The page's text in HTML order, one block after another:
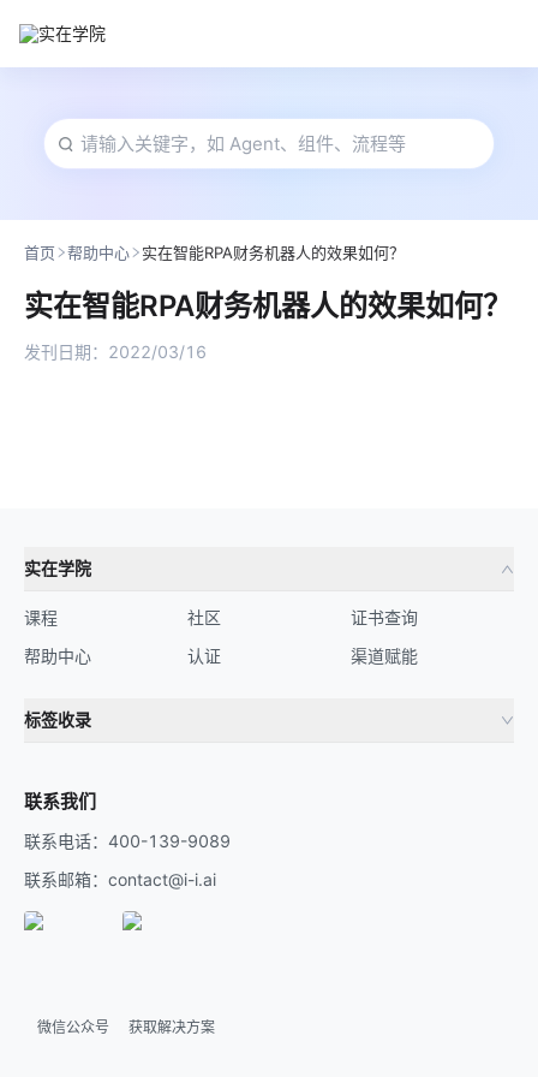
首页 帮助中心 实在智能RPA财务机器人的效果如何？
实在智能RPA财务机器人的效果如何？
发刊日期： 2022/03/16
实在学院
课程
帮助中心
社区
认证
证书查询
渠道赋能
标签收录
联系我们
联系电话：400-139-9089
联系邮箱：contact@i-i.ai
微信公众号 获取解决方案